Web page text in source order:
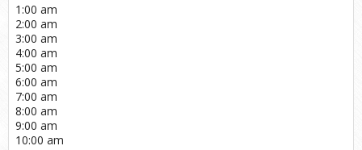
1:00 am
2:00 am
3:00 am
4:00 am
5:00 am
6:00 am
7:00 am
8:00 am
9:00 am
10:00 am